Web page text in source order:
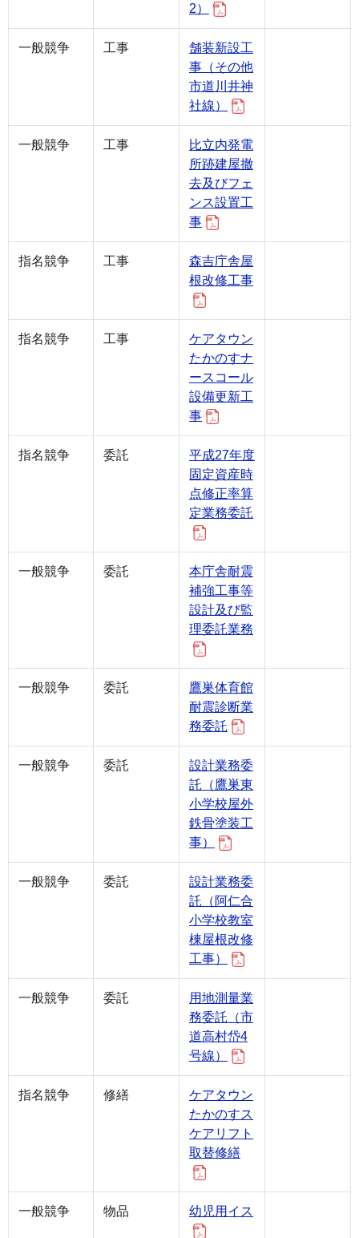
2）
一般競争 工事
舗装新設工
事（その他
市道川井神
社線）
一般競争 工事
比立内発電
所跡建屋撤
去及びフェ
ンス設置工
事
指名競争 工事
森吉庁舎屋
根改修工事
指名競争 工事
ケアタウン
たかのすナ
ースコール
設備更新工
事
指名競争 委託
平成27年度
固定資産時
点修正率算
定業務委託
一般競争 委託
本庁舎耐震
補強工事等
設計及び監
理委託業務
一般競争 委託
鷹巣体育館
耐震診断業
務委託
一般競争 委託
設計業務委
託（鷹巣東
小学校屋外
鉄骨塗装工
事）
一般競争 委託
設計業務委
託（阿仁合
小学校教室
棟屋根改修
工事）
一般競争 委託
用地測量業
務委託（市
道高村岱4
号線）
指名競争 修繕
ケアタウン
たかのすス
ケアリフト
取替修繕
一般競争 物品 幼児用イス